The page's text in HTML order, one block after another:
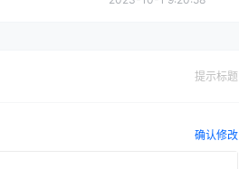
提示标题
确认修改